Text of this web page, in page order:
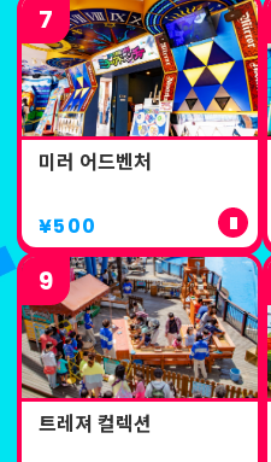
미러 어드벤처
¥500
7
트레져 컬렉션
9